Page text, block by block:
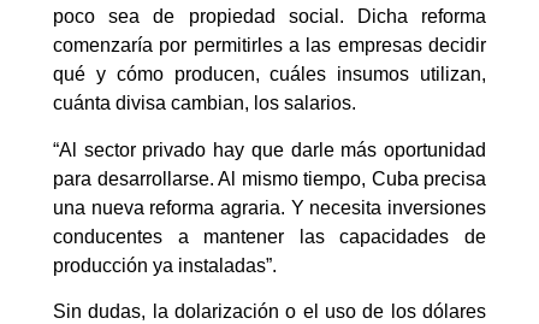
poco sea de propiedad social. Dicha reforma
comenzaría por permitirles a las empresas decidir
qué y cómo producen, cuáles insumos utilizan,
cuánta divisa cambian, los salarios.
“Al sector privado hay que darle más oportunidad
para desarrollarse. Al mismo tiempo, Cuba precisa
una nueva reforma agraria. Y necesita inversiones
conducentes a mantener las capacidades de
producción ya instaladas”.
Sin dudas, la dolarización o el uso de los dólares